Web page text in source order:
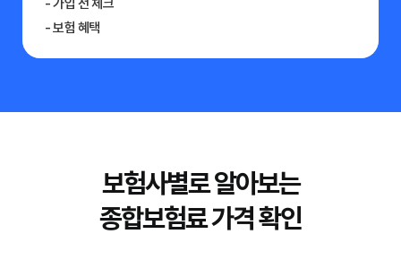
- 가입 전 체크
- 보험 혜택
보험사별로 알아보는
종합보험료 가격 확인